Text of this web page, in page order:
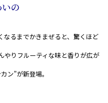
の
なるまでかきまぜると、 驚くほど
やりフルーティな味と香りが広が
ン”が新登場。